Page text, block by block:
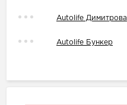
Autolife Димитрова
Autolife Бункер